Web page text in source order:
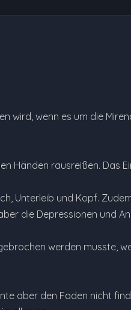
wird, wenn es um die
Händen rausreißen. Das
Unterleib und Kopf.
die Depressionen und
werden musste,
aber den Faden nicht